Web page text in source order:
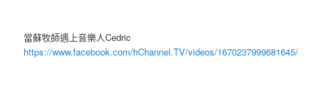
當蘇牧師遇上音樂人Cedric
https://www.facebook.com/hChannel.TV/videos/1670237999681645/